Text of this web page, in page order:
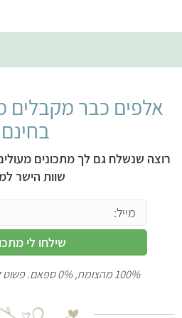
אלפים כבר מקבלים
רוצה שנשלח גם לך מתכונים
שוות הישר
שילחו לי
100% מהצומח, 0% ספאם. פשוט להצטרף, קל גם לבטל.